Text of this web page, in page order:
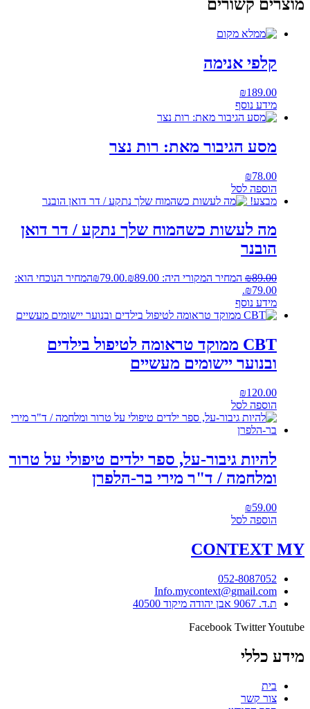
מוצרים קשורים
קלפי אנימה
₪189.00
מידע נוסף
מסע הגיבור מאת: רות נצר
₪78.00
הוספה לסל
מבצע!
מה לעשות כשהמוח שלך נתקע / דר דואן
הובנר
₪89.00 המחיר המקורי היה: ₪89.00. ₪79.00
המחיר הנוכחי הוא:
₪79.00.
מידע נוסף
CBT ממוקד טראומה לטיפול בילדים
ובנוער יישומים מעשיים
₪120.00
הוספה לסל
להיות גיבור-על, ספר ילדים טיפולי על טרור
ומלחמה / ד"ר מירי בר-הלפרן
₪59.00
הוספה לסל
CONTEXT MY
052-8087052
Info.mycontext@gmail.com
ת.ד. 9067 אבן יהודה מיקוד 40500
Facebook TwitterYoutube
מידע כללי
בית
צור קשר